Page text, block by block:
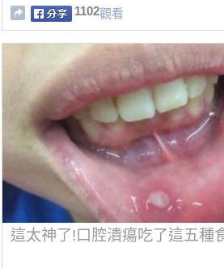
1102觀看
這太神了!口腔潰瘍吃了這五種